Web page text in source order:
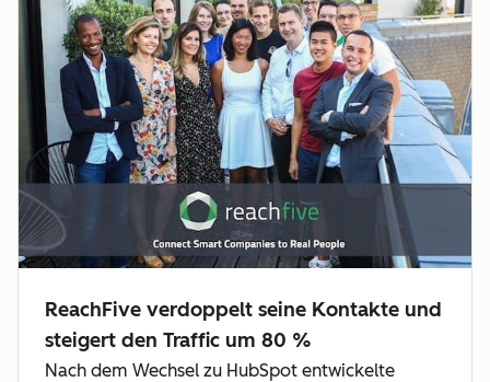
ReachFive verdoppelt seine Kontakte und
steigert den Traffic um 80 %
Nach dem Wechsel zu HubSpot entwickelte